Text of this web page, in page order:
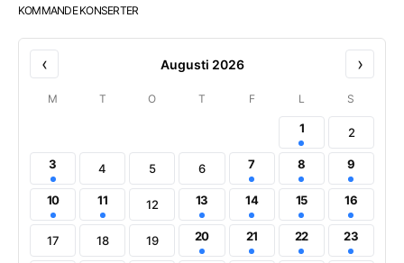
KOMMANDE KONSERTER
‹ Augusti 2026 ›
M T O T F L S
1 2
3 4 5 6 7 8 9
10 11 12 13 14 15 16
17 18 19 20 21 22 23